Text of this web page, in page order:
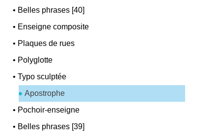
• Belles phrases [40]
• Enseigne composite
• Plaques de rues
• Polyglotte
•Typo sculptée
Apostrophe
• Pochoir-enseigne
• Belles phrases [39]